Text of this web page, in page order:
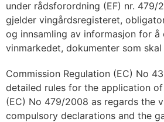
under rådsforordning (EF) nr. 479/
gjelder vingårdsregisteret,
og innsamling av informasjon for å
vinmarkedet, dokumenter som
Commission Regulation (EC) No
detailed rules for the application
(EC) No 479/2008 as regards the
compulsory declarations and the